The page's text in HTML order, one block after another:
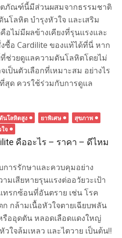
ภัณฑ์นี้มีส่วนผสมจากธรรมชาติ
ลหิต บำรุงหัวใจ และเสริม
ไม่มีผลข้างเคียงที่รุนแรงและ
ซื้อ Cardilite ของแท้ได้ที่นี่ หาก
วยดูแลความดันโลหิตโดยไม่
เป็นตัวเลือกที่เหมาะสม อย่างไร
สุด ควรใช้ร่วมกับการดูแล
นโลหิตสูง ยาพิเศษ
สุขภาพ
จ
คืออะไร – ราคา – ดีไหม
ารรักษาและควบคุมอย่าง
มเสียหายรุนแรงต่ออวัยวะเป้า
ทรกซ้อนที่อันตราย เช่น โรค
กล้ามเนื้อหัวใจตายเฉียบพลัน
ออุดตัน หลอดเลือดแดงใหญ่
ใจล้มเหลว และไตวาย เป็นต้น‼️